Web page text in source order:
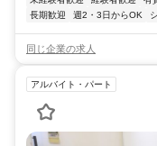
長期歓迎
週2・3日からOK
同じ企業の求人
アルバイト・パート